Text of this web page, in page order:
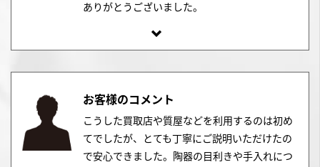
ありがとうございました。
お客様のコメント
こうした買取店や質屋などを利用するのは初め
てでしたが、とても丁寧にご説明いただけたの
で安心できました。陶器の目利きや手入れにつ